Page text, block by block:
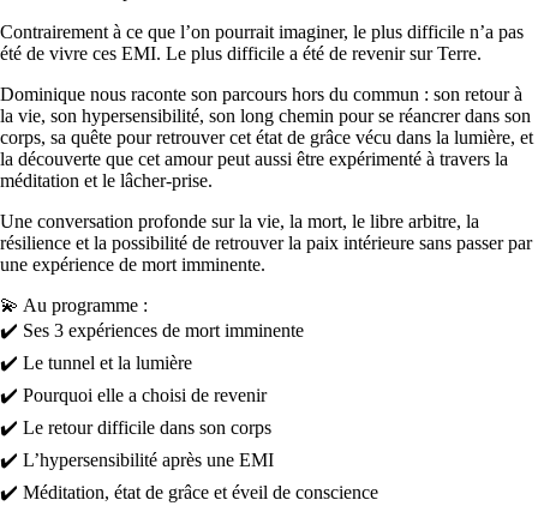
Contrairement à ce que l’on pourrait imaginer, le plus difficile n’a pas
été de vivre ces EMI. Le plus difficile a été de revenir sur Terre.
Dominique nous raconte son parcours hors du commun : son retour à
la vie, son hypersensibilité, son long chemin pour se réancrer dans son
corps, sa quête pour retrouver cet état de grâce vécu dans la lumière, et
la découverte que cet amour peut aussi être expérimenté à travers la
méditation et le lâcher-prise.
Une conversation profonde sur la vie, la mort, le libre arbitre, la
résilience et la possibilité de retrouver la paix intérieure sans passer par
une expérience de mort imminente.
💫 Au programme :
✔️ Ses 3 expériences de mort imminente
✔️ Le tunnel et la lumière
✔️ Pourquoi elle a choisi de revenir
✔️ Le retour difficile dans son corps
✔️ L’hypersensibilité après une EMI
✔️ Méditation, état de grâce et éveil de conscience